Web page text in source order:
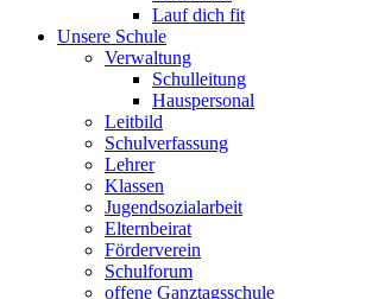
Lauf dich fit
Unsere Schule
Verwaltung
Schulleitung
Hauspersonal
Leitbild
Schulverfassung
Lehrer
Klassen
Jugendsozialarbeit
Elternbeirat
Förderverein
Schulforum
offene Ganztagsschule